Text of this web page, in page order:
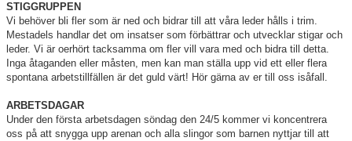
STIGGRUPPEN
Vi behöver bli fler som är ned och bidrar till att våra leder hålls i trim.
Mestadels handlar det om insatser som förbättrar och utvecklar stigar och
leder. Vi är oerhört tacksamma om fler vill vara med och bidra till detta.
Inga åtaganden eller måsten, men kan man ställa upp vid ett eller flera
spontana arbetstillfällen är det guld värt! Hör gärna av er till oss isåfall.
ARBETSDAGAR
Under den första arbetsdagen söndag den 24/5 kommer vi koncentrera
oss på att snygga upp arenan och alla slingor som barnen nyttjar till att